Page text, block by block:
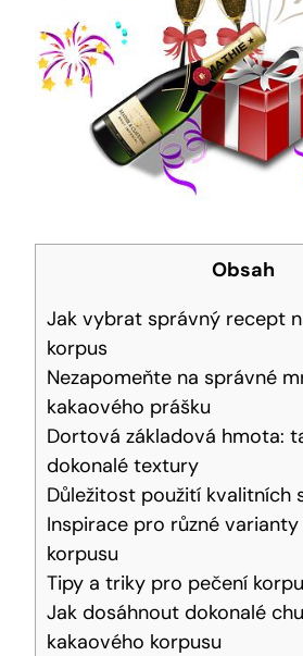
Obsah
Jak vybrat správný recept
korpus
Nezapomeňte na správné
kakaového⁢ prášku
Dortová základová⁢ hmota:
⁣dokonalé ⁣textury
Důležitost ‌použití kvalitních
Inspirace pro různé
korpusu
Tipy ⁣a‌ triky pro pečení
Jak dosáhnout dokonalé
kakaového korpusu